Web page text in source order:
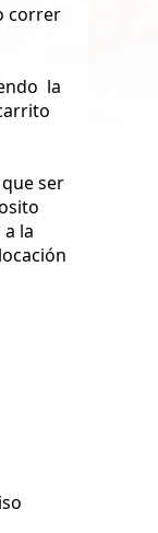
correr
la
ser
la